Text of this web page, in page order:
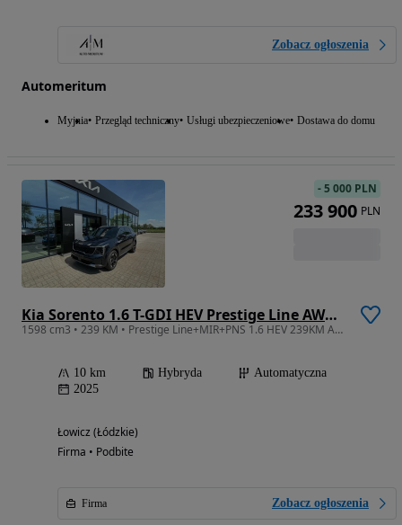
Zobacz ogłoszenia
Automeritum
Myjnia Przegląd techniczny Usługi ubezpieczeniowe Dostawa do domu
Kia Sorento 1.6 T-GDI HEV Prestige Line AWD 7os
1598 cm3 • 239 KM • Prestige Line+MIR+PNS 1.6 HEV 239KM AWD 6AT ostatnia sztuka z 2025r!!!
10 km Hybryda
Automatyczna
2025
Łowicz (Łódzkie)
Firma • Podbite
Firma Zobacz ogłoszenia
-5 000 PLN
233 900 PLN